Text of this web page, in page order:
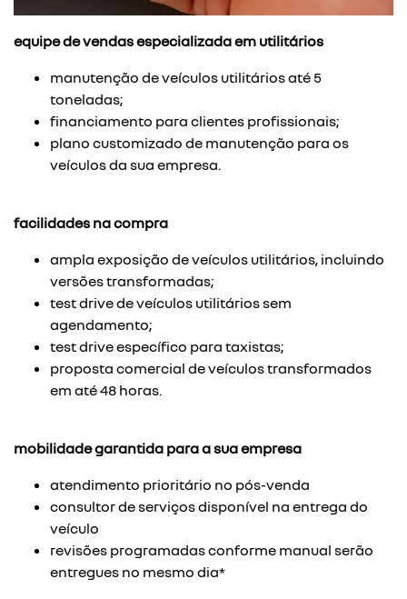
equipe de vendas especializada em utilitários
manutenção de veículos utilitários até 5
toneladas;
financiamento para clientes profissionais;
plano customizado de manutenção para os
veículos da sua empresa.
facilidades na compra
ampla exposição de veículos utilitários, incluindo
versões transformadas;
test drive de veículos utilitários sem
agendamento;
test drive específico para taxistas;
proposta comercial de veículos transformados
em até 48 horas.
mobilidade garantida para a sua empresa
atendimento prioritário no pós-venda
consultor de serviços disponível na entrega do
veículo
revisões programadas conforme manual serão
entregues no mesmo dia*